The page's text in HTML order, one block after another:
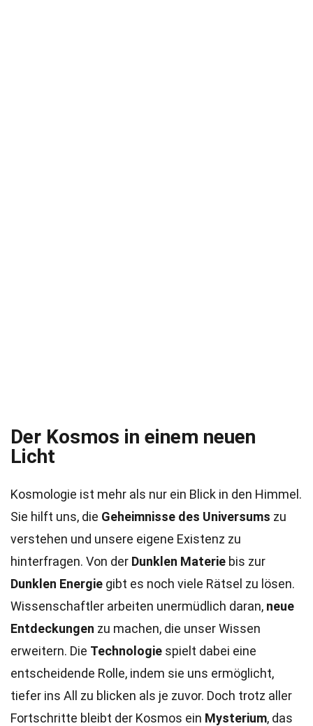
Der Kosmos in einem neuen
Licht
Kosmologie ist mehr als nur ein Blick in den Himmel.
Sie hilft uns, die Geheimnisse des Universums zu
verstehen und unsere eigene Existenz zu
hinterfragen. Von der Dunklen Materie bis zur
Dunklen Energie gibt es noch viele Rätsel zu lösen.
Wissenschaftler arbeiten unermüdlich daran, neue
Entdeckungen zu machen, die unser Wissen
erweitern. Die Technologie spielt dabei eine
entscheidende Rolle, indem sie uns ermöglicht,
tiefer ins All zu blicken als je zuvor. Doch trotz aller
Fortschritte bleibt der Kosmos ein Mysterium, das